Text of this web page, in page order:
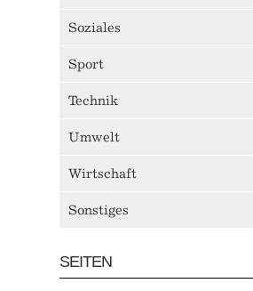
Soziales
Sport
Technik
Umwelt
Wirtschaft
Sonstiges
SEITEN